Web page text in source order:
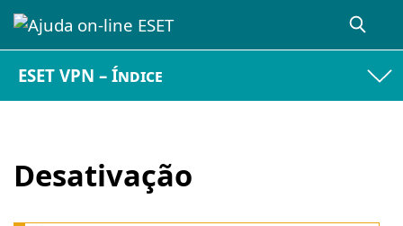
ESET VPN – Índice
Desativação